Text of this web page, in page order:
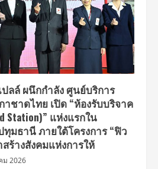
ลล์ ผนึกกำลัง ศูนย์บริการ
ชาดไทย เปิด “ห้องรับบริจาค
Station)” แห่งแรกใน
มธานี ภายใต้โครงการ “ฟิว
ร้างสังคมแห่งการให้
ม 2026